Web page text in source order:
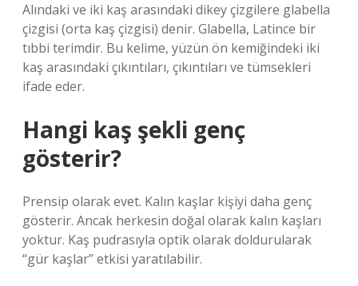
Alındaki ve iki kaş arasındaki dikey çizgilere glabella
çizgisi (orta kaş çizgisi) denir. Glabella, Latince bir
tıbbi terimdir. Bu kelime, yüzün ön kemiğindeki iki
kaş arasındaki çıkıntıları, çıkıntıları ve tümsekleri
ifade eder.
Hangi kaş şekli genç
gösterir?
Prensip olarak evet. Kalın kaşlar kişiyi daha genç
gösterir. Ancak herkesin doğal olarak kalın kaşları
yoktur. Kaş pudrasıyla optik olarak doldurularak
“gür kaşlar” etkisi yaratılabilir.